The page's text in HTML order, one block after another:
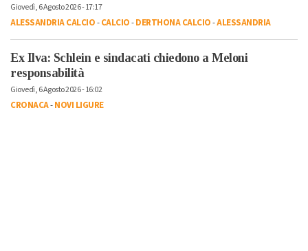
Giovedì, 6 Agosto 2026 - 17:17
ALESSANDRIA CALCIO-CALCIO-DERTHONA CALCIO-ALESSANDRIA
Ex Ilva: Schlein e sindacati chiedono a Meloni
responsabilità
Giovedì, 6 Agosto 2026 - 16:02
CRONACA-NOVI LIGURE